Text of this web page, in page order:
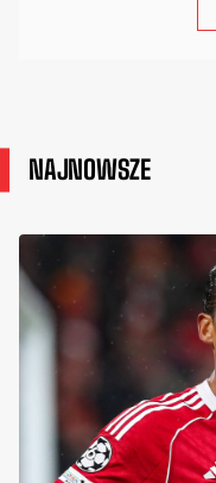
NAJNOWSZE